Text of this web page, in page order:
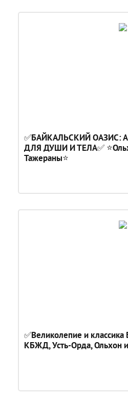
✅БАЙКАЛЬСКИЙ ОАЗИС:
ДЛЯ ДУШИ И ТЕЛА✅
Тажераны⭐
✅Великолепие и классика
КБЖД, Усть-Орда, Ольхон и